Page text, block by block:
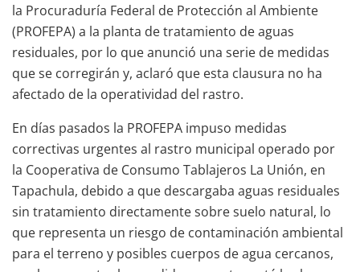
la Procuraduría Federal de Protección al Ambiente
(PROFEPA) a la planta de tratamiento de aguas
residuales, por lo que anunció una serie de medidas
que se corregirán y, aclaró que esta clausura no ha
afectado de la operatividad del rastro.
En días pasados la PROFEPA impuso medidas
correctivas urgentes al rastro municipal operado por
la Cooperativa de Consumo Tablajeros La Unión, en
Tapachula, debido a que descargaba aguas residuales
sin tratamiento directamente sobre suelo natural, lo
que representa un riesgo de contaminación ambiental
para el terreno y posibles cuerpos de agua cercanos,